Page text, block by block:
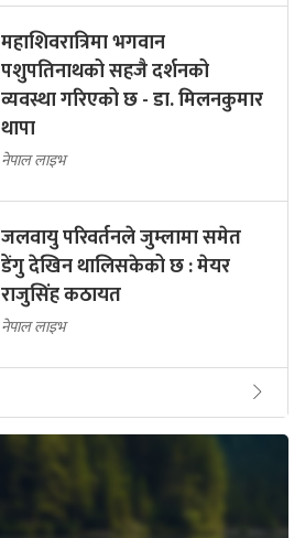
महाशिवरात्रिमा भगवान
पशुपतिनाथको सहजै दर्शनको
व्यवस्था गरिएको छ - डा. मिलनकुमार
थापा
नेपाल लाइभ
जलवायु परिवर्तनले जुम्लामा समेत
डेंगु देखिन थालिसकेको छ : मेयर
राजुसिंह कठायत
नेपाल लाइभ